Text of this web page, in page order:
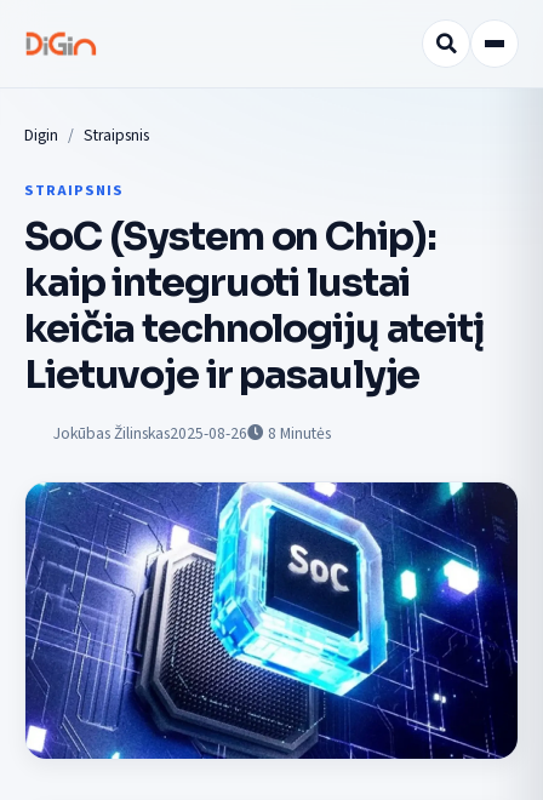
Digin Straipsnis
STRAIPSNIS
SoC (System on Chip):
kaip integruoti lustai
keičia technologijų ateitį
Lietuvoje ir pasaulyje
Jokūbas Žilinskas2025-08-26 8 Minutės